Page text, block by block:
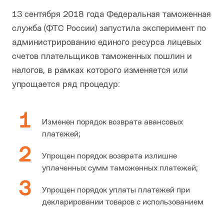
13 сентября 2018 года Федеральная таможенная
служба (ФТС России) запустила эксперимент по
администрированию единого ресурса лицевых
счетов плательщиков таможенных пошлин и
налогов, в рамках которого изменяется или
упрощается ряд процедур:
Изменен порядок возврата авансовых
платежей;
Упрощен порядок возврата излишне
уплаченных сумм таможенных платежей;
Упрощен порядок уплаты платежей при
декларировании товаров с использованием